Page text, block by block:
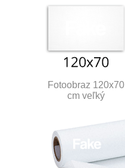
Fotoobraz 120x70
cm veľký